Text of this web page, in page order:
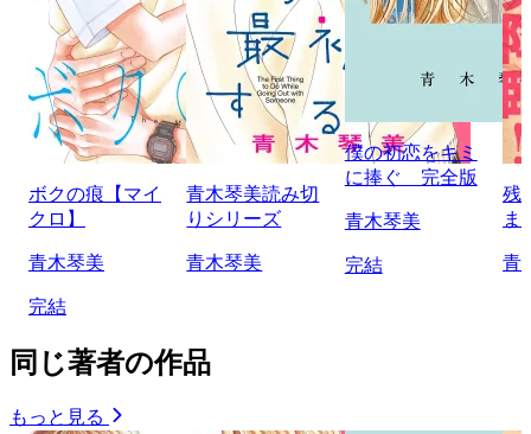
ボクの痕【マイ
クロ】
青木琴美
完結
青木琴美読み切
りシリーズ
青木琴美
僕の初恋をキミ
に捧ぐ 完全版
青木琴美
完結
残
ま
青
同じ著者の作品
もっと見る